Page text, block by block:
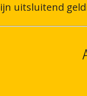
uitsluitend